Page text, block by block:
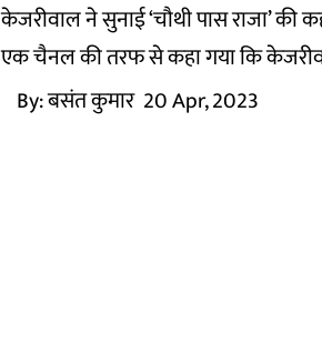
केजरीवाल ने सुनाई ‘चौथी पास राजा’
एक चैनल की तरफ से कहा गया कि
By:बसंत कुमार 20 Apr, 2023